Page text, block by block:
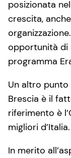
posizionata
crescita,
opportunità di
programma
Un altro
Brescia è il
riferimento è
migliori d’Italia.
In merito